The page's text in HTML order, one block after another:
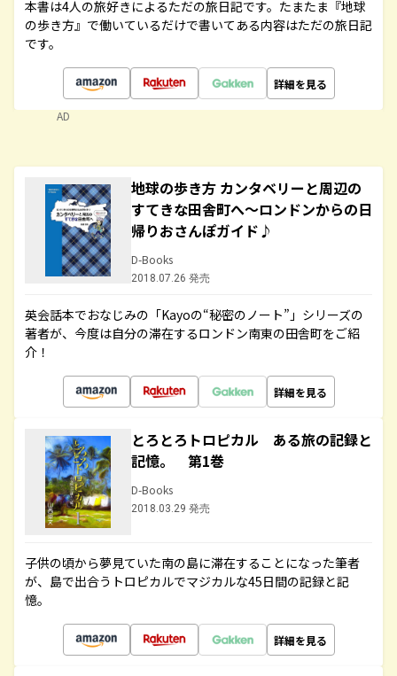
本書は4人の旅好きによるただの旅日記です。たまたま『地球
の歩き方』で働いているだけで書いてある内容はただの旅日記
です。
詳細を見る
AD
地球の歩き方 カンタベリーと周辺の
すてきな田舎町へ～ロンドンからの日
帰りおさんぽガイド♪
D-Books
2018.07.26 発売
英会話本でおなじみの「Kayoの“秘密のノート”」シリーズの
著者が、今度は自分の滞在するロンドン南東の田舎町をご紹
介！
詳細を見る
とろとろトロピカル ある旅の記録と
記憶。 第1巻
D-Books
2018.03.29 発売
子供の頃から夢見ていた南の島に滞在することになった筆者
が、島で出合うトロピカルでマジカルな45日間の記録と記
憶。
詳細を見る